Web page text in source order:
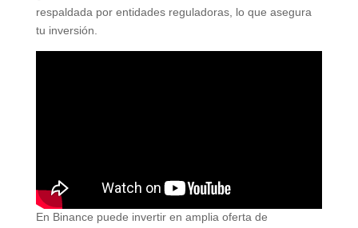
respaldada por entidades reguladoras, lo que asegura
tu inversión.
En Binance puede invertir en amplia oferta de